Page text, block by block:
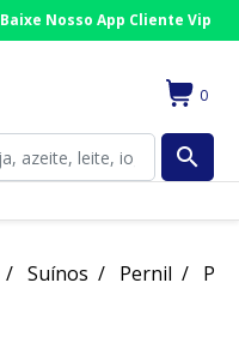
Baixe Nosso App Cliente Vip
0
search
Suínos Pernil